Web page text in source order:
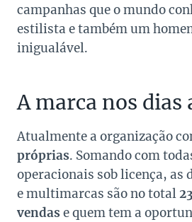
campanhas que o mundo
estilista e também um
inigualável.
A marca nos dias
Atualmente a organização
próprias. Somando com
operacionais sob licença, as
e multimarcas são no total
vendas e quem tem a